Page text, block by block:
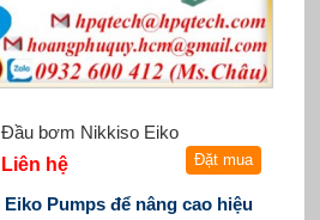
Đầu bơm Nikkiso Eiko
Liên hệ
Eiko Pumpsđể nâng cao hiệu